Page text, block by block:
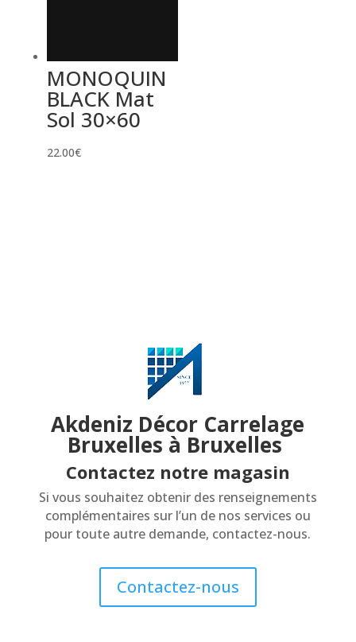
MONOQUIN
BLACK Mat
Sol 30×60
22.00€
Akdeniz Décor Carrelage
Bruxelles à Bruxelles
Contactez notre magasin
Si vous souhaitez obtenir des renseignements
complémentaires sur l’un de nos services ou
pour toute autre demande, contactez-nous.
Contactez-nous